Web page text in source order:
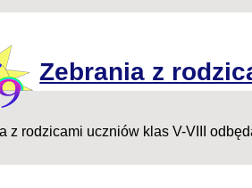
Zebrania z
z rodzicami uczniów klas V-VIII